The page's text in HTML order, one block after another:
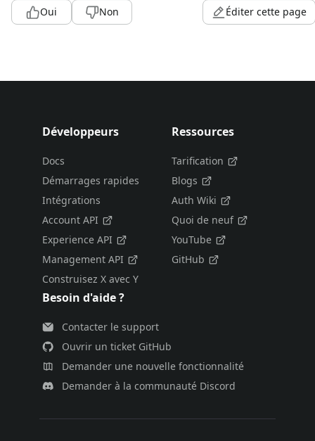
Oui Non Éditer cette page
Développeurs
Docs
Démarrages rapides
Intégrations
Account API
Experience API
Management API
Construisez X avec Y
Ressources
Tarification
Blogs
Auth Wiki
Quoi de neuf
YouTube
GitHub
Besoin d'aide ?
Contacter le support
Ouvrir un ticket GitHub
Demander une nouvelle fonctionnalité
Demander à la communauté Discord